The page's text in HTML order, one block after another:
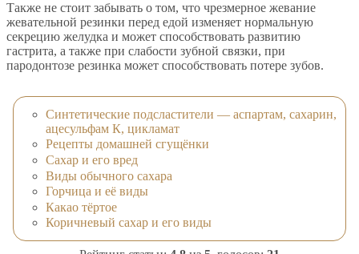
Также не стоит забывать о том, что чрезмерное жевание
жевательной резинки перед едой изменяет нормальную
секрецию желудка и может способствовать развитию
гастрита, а также при слабости зубной связки, при
пародонтозе резинка может способствовать потере зубов.
Синтетические подсластители — аспартам, сахарин,
ацесульфам К, цикламат
Рецепты домашней сгущёнки
Сахар и его вред
Виды обычного сахара
Горчица и её виды
Какао тёртое
Коричневый сахар и его виды